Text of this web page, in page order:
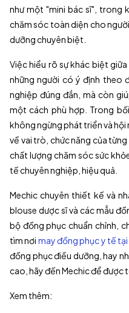
như một "mini bác sĩ", trong
chăm sóc toàn diện cho
dưỡng chuyên biệt.
Việc hiểu rõ sự khác biệt
những người có ý định theo
nghiệp đúng đắn, mà còn
một cách phù hợp. Trong
không ngừng phát triển và hội
về vai trò, chức năng của
chất lượng chăm sóc sức
tế chuyên nghiệp, hiệu quả.
Mechic chuyên thiết kế và
blouse dược sĩ và các mẫu
bộ đồng phục chuẩn chỉnh,
tìm nơi may đồng phục y tế tại
đồng phục điều dưỡng, hay
cao, hãy đến Mechic để được
Xem thêm: